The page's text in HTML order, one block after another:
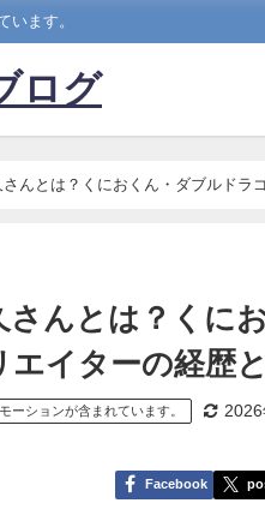
います。
ログ
さんとは？くにおくん・ダブルドラ
さんとは？くに
エイターの経歴
ーションが含まれています。 2026
Facebook